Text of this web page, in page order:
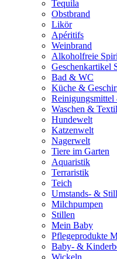
Tequila
Obstbrand
Likör
Apéritifs
Weinbrand
Alkoholfreie
Geschenkartikel
Bad & WC
Küche &
Reinigungsmittel
Waschen &
Hundewelt
Katzenwelt
Nagerwelt
Tiere im Garten
Aquaristik
Terraristik
Teich
Umstands- &
Milchpumpen
Stillen
Mein Baby
Pflegeprodukte
Baby- &
Wickeln